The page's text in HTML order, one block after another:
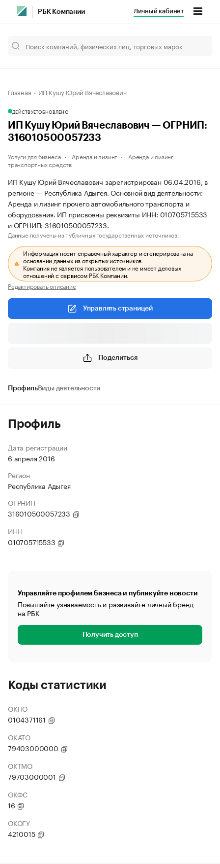
РБК Компании Личный кабинет
Главная ИП Кушу Юрий Вячеславович
ДЕЙСТВУЕТОБНОВЛЕНО
ИП Кушу Юрий Вячеславович — ОГРНИП:
316010500057233
Услуги для бизнеса Аренда и лизинг
Аренда и лизинг
транспортных средств
ИП Кушу Юрий Вячеславович зарегистрирован 06.04.2016, в
регионе — Республика Адыгея. Основной вид деятельности:
Аренда и лизинг прочего автомобильного транспорта и
оборудования. ИП присвоены реквизиты ИНН: 010705715533
и ОГРНИП: 316010500057233.
Данные получены из публичных государственных источников.
Информация носит справочный характер и сгенерирована на
основании данных из открытых источников.
Компания не является пользователем и не имеет деловых
отношений с сервисом РБК Компании.
Редактировать описание
Управлять страницей
Поделиться
ПрофильВиды деятельности
Профиль
Дата регистрации
6 апреля 2016
Регион
Республика Адыгея
ОГРНИП
316010500057233
ИНН
010705715533
Управляйте профилем бизнеса и публикуйте новости
Повышайте узнаваемость и развивайте личный бренд
на РБК
Получить доступ
Коды статистики
ОКПО
0104371161
ОКАТО
79403000000
ОКТМО
79703000001
ОКФС
16
ОКОГУ
4210015